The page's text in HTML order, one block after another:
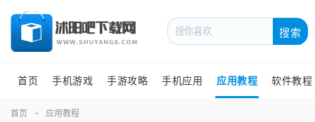
搜索
首页 手机游戏 手游攻略 手机应用 应用教程 软件教程
首页 应用教程